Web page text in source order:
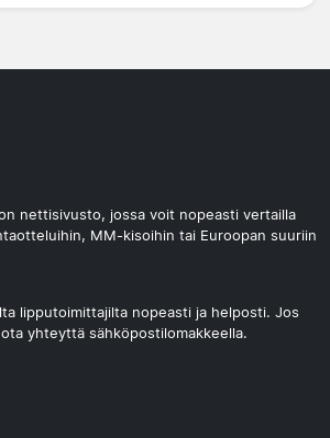
nettisivusto, jossa voit nopeasti vertailla
MM-kisoihin tai Euroopan suuriin
lipputoimittajilta nopeasti ja helposti. Jos
yhteyttä sähköpostilomakkeella.